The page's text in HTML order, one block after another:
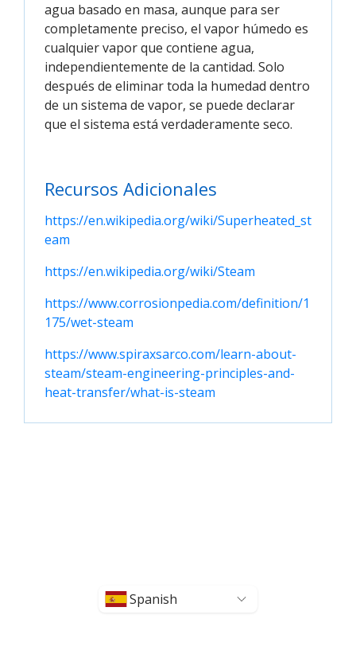
agua basado en masa, aunque para ser
completamente preciso, el vapor húmedo es
cualquier vapor que contiene agua,
independientemente de la cantidad. Solo
después de eliminar toda la humedad dentro
de un sistema de vapor, se puede declarar
que el sistema está verdaderamente seco.
Recursos Adicionales
https://en.wikipedia.org/wiki/Superheated_st
eam
https://en.wikipedia.org/wiki/Steam
https://www.corrosionpedia.com/definition/1
175/wet-steam
https://www.spiraxsarco.com/learn-about-
steam/steam-engineering-principles-and-
heat-transfer/what-is-steam
Spanish